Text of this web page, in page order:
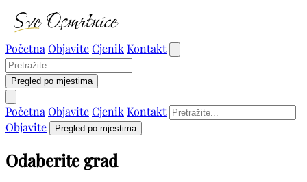
Početna ObjaviteCjenik Kontakt
Pregled po mjestima
Početna ObjaviteCjenik Kontakt
Objavite
Pregled po mjestima
Odaberite grad